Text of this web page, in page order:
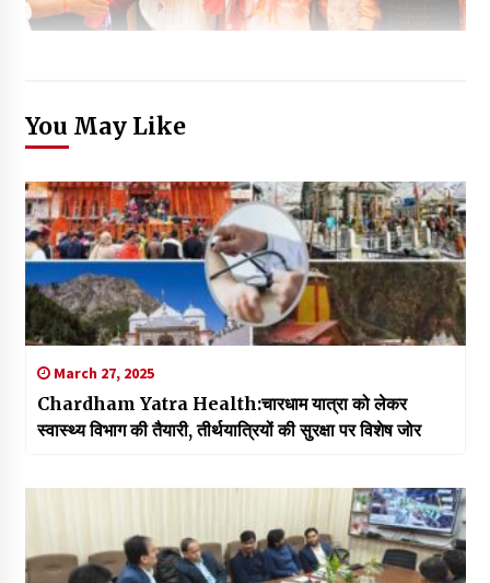
You May Like
March 27, 2025
Chardham Yatra Health:चारधाम यात्रा को लेकर
स्वास्थ्य विभाग की तैयारी, तीर्थयात्रियों की सुरक्षा पर विशेष जोर